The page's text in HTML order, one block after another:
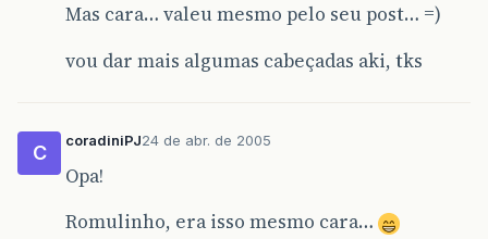
Mas cara… valeu mesmo pelo seu post… =)
vou dar mais algumas cabeçadas aki, tks
C
coradiniPJ24 de abr. de 2005
Opa!
Romulinho, era isso mesmo cara…